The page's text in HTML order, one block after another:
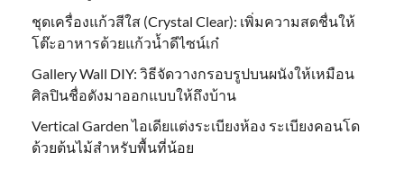
ชุดเครื่องแก้วสีใส (Crystal Clear): เพิ่มความสดชื่นให้
โต๊ะอาหารด้วยแก้วน้ำดีไซน์เก๋
Gallery Wall DIY: วิธีจัดวางกรอบรูปบนผนังให้เหมือน
ศิลปินชื่อดังมาออกแบบให้ถึงบ้าน
Vertical Garden ไอเดียแต่งระเบียงห้อง ระเบียงคอนโด
ด้วยต้นไม้สำหรับพื้นที่น้อย